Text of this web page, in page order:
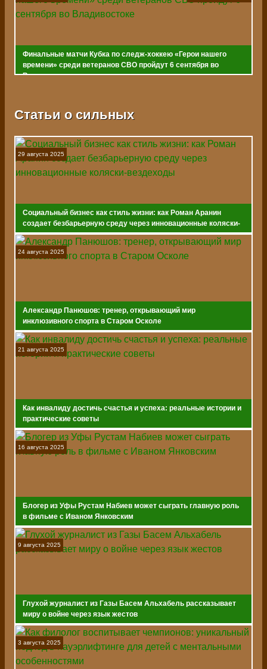
Финальные матчи Кубка по следж-хоккею «Герои нашего
времени» среди ветеранов СВО пройдут 6 сентября во
Владивостоке
Статьи о сильных
29 августа 2025
Социальный бизнес как стиль жизни: как Роман Аранин
создает безбарьерную среду через инновационные коляски-
вездеходы
24 августа 2025
Александр Панюшов: тренер, открывающий мир
инклюзивного спорта в Старом Осколе
21 августа 2025
Как инвалиду достичь счастья и успеха: реальные истории и
практические советы
16 августа 2025
Блогер из Уфы Рустам Набиев может сыграть главную роль
в фильме с Иваном Янковским
9 августа 2025
Глухой журналист из Газы Басем Альхабель рассказывает
миру о войне через язык жестов
3 августа 2025